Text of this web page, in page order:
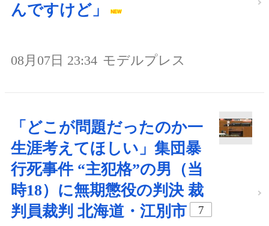
んですけど」
08月07日 23:34 モデルプレス
「どこが問題だったのか一
生涯考えてほしい」集団暴
行死事件 “主犯格”の男（当
時18）に無期懲役の判決 裁
判員裁判 北海道・江別市
7